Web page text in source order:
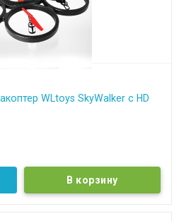
WLtoys SkyWalker с HD